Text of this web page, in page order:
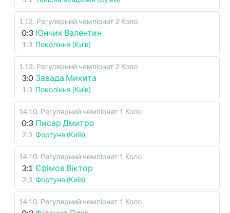
1.12. Регулярний чемпіонат 2 Коло
0:3 Юнчик Валентин
1:3 Покоління (Київ)
1.12. Регулярний чемпіонат 2 Коло
3:0 Завада Микита
1:3 Покоління (Київ)
14.10. Регулярний чемпіонат 1 Коло
0:3 Писар Дмитро
2:3 Фортуна (Київ)
14.10. Регулярний чемпіонат 1 Коло
3:1 Єфімов Віктор
2:3 Фортуна (Київ)
14.10. Регулярний чемпіонат 1 Коло